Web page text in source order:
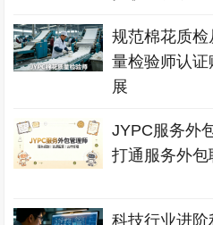
规范棉花质
量检验师认
展
JYPC服务外
打通服务外
科技行业进